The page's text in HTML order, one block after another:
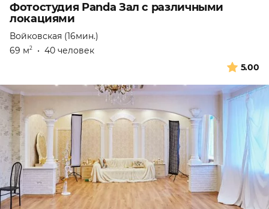
Фотостудия Panda Зал с различными
локациями
Войковская (16мин.)
69 м2 • 40 человек
5.00